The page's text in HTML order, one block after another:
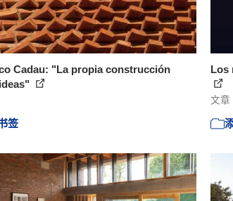
Cadau: "La propia construcción
签
Los
文章